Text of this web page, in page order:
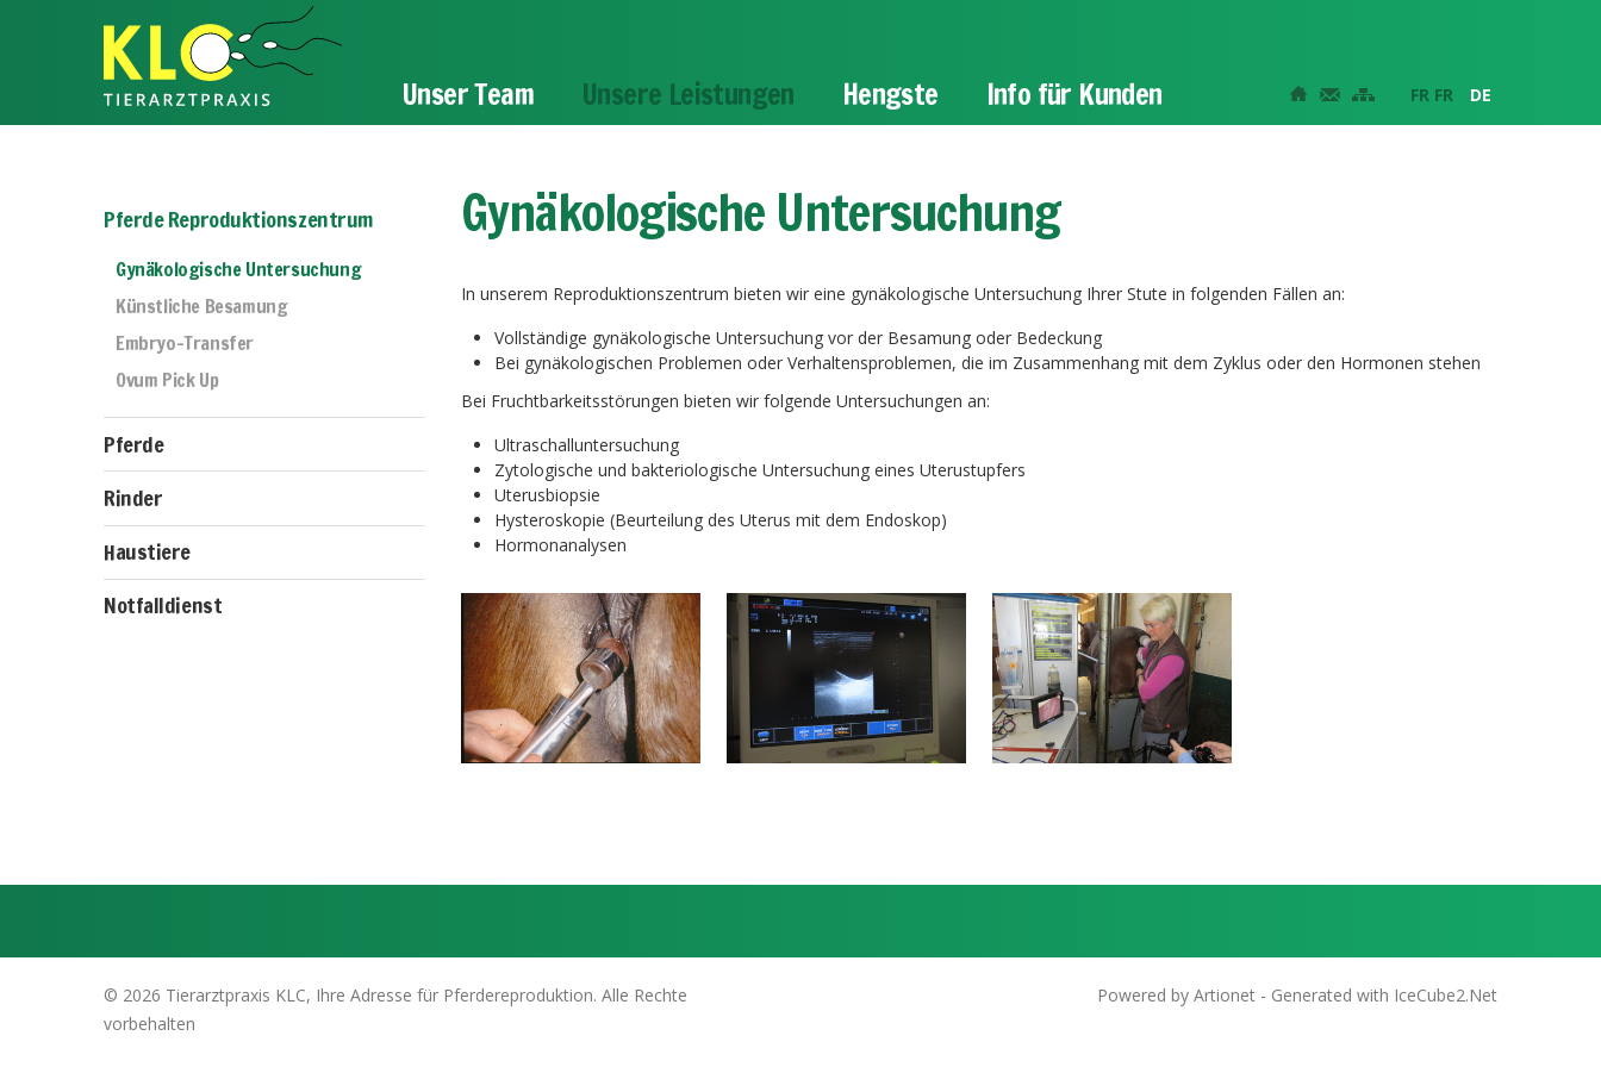
Unser Team Unsere Leistungen Hengste Info für Kunden FR FR DE
Pferde Reproduktionszentrum
Gynäkologische Untersuchung
Künstliche Besamung
Embryo-Transfer
Ovum Pick Up
Pferde
Rinder
Haustiere
Notfalldienst
Gynäkologische Untersuchung
In unserem Reproduktionszentrum bieten wir eine gynäkologische Untersuchung Ihrer Stute in folgenden Fällen an:
Vollständige gynäkologische Untersuchung vor der Besamung oder Bedeckung
Bei gynäkologischen Problemen oder Verhaltensproblemen, die im Zusammenhang mit dem Zyklus oder den Hormonen stehen
Bei Fruchtbarkeitsstörungen bieten wir folgende Untersuchungen an:
Ultraschalluntersuchung
Zytologische und bakteriologische Untersuchung eines Uterustupfers
Uterusbiopsie
Hysteroskopie (Beurteilung des Uterus mit dem Endoskop)
Hormonanalysen
© 2026 Tierarztpraxis KLC, Ihre Adresse für Pferdereproduktion. Alle Rechte
vorbehalten
Powered by Artionet - Generated with IceCube2.Net